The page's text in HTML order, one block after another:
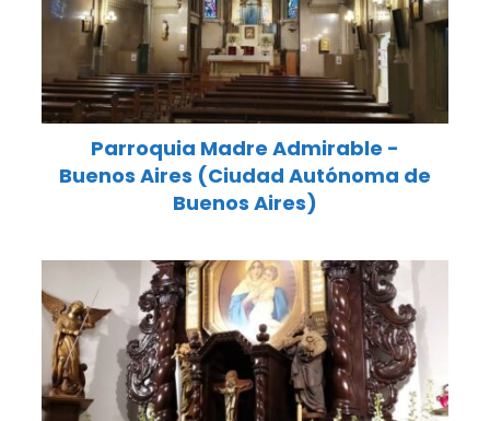
Parroquia Madre Admirable -
Buenos Aires (Ciudad Autónoma de
Buenos Aires)